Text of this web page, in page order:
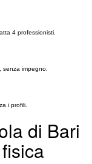
4 professionisti.
impegno.
i profili.
di Bari